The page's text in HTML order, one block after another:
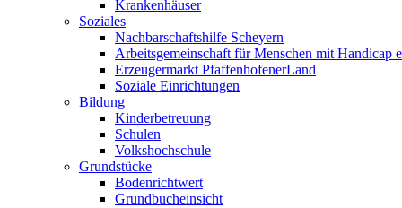
Krankenhäuser
Soziales
Nachbarschaftshilfe Scheyern
Arbeitsgemeinschaft für Menschen mit Handicap
Erzeugermarkt PfaffenhofenerLand
Soziale Einrichtungen
Bildung
Kinderbetreuung
Schulen
Volkshochschule
Grundstücke
Bodenrichtwert
Grundbucheinsicht